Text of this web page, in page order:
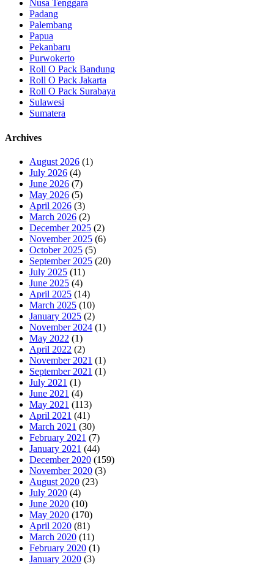
Nusa Tenggara
Padang
Palembang
Papua
Pekanbaru
Purwokerto
Roll O Pack Bandung
Roll O Pack Jakarta
Roll O Pack Surabaya
Sulawesi
Sumatera
Archives
August 2026 (1)
July 2026 (4)
June 2026 (7)
May 2026 (5)
April 2026 (3)
March 2026 (2)
December 2025 (2)
November 2025 (6)
October 2025 (5)
September 2025 (20)
July 2025 (11)
June 2025 (4)
April 2025 (14)
March 2025 (10)
January 2025 (2)
November 2024 (1)
May 2022 (1)
April 2022 (2)
November 2021 (1)
September 2021 (1)
July 2021 (1)
June 2021 (4)
May 2021 (113)
April 2021 (41)
March 2021 (30)
February 2021 (7)
January 2021 (44)
December 2020 (159)
November 2020 (3)
August 2020 (23)
July 2020 (4)
June 2020 (10)
May 2020 (170)
April 2020 (81)
March 2020 (11)
February 2020 (1)
January 2020 (3)